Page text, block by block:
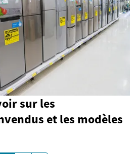
sur les
et les modèles